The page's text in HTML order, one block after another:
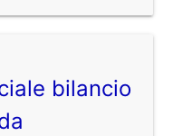
bilancio